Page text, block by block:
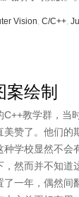
Vision C/C++,
案绘制
C++教学群，当
美赞了。他们的
种学校显然不会
然而并不知道
了一年，偶然间